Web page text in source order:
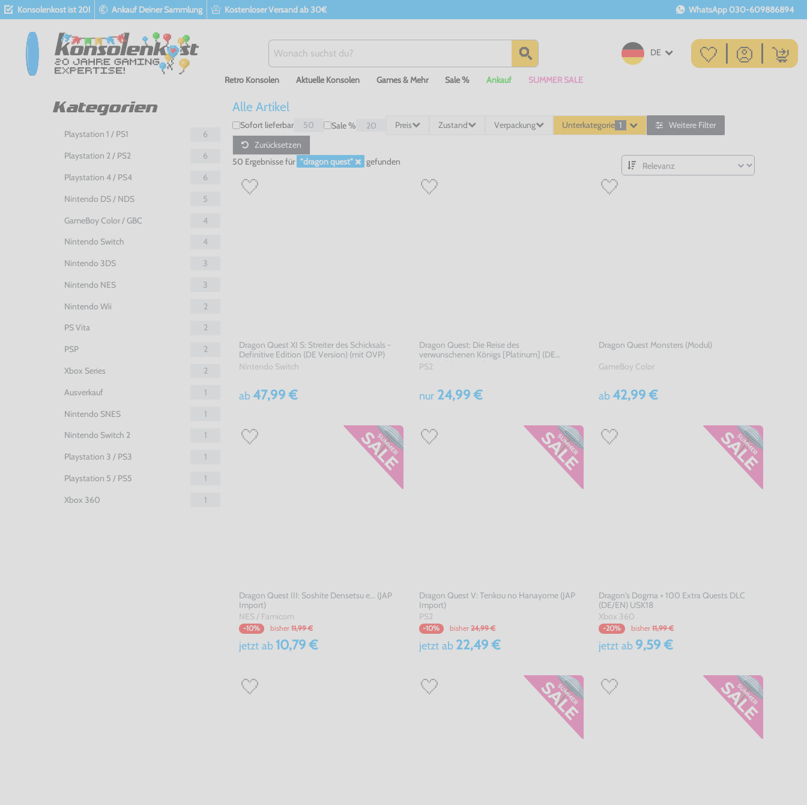
Konsolenkost ist 20! Ankauf Deiner Sammlung Kostenloser Versand ab 30€ WhatsApp 030-609886894
DE
Retro Konsolen Aktuelle Konsolen Games & Mehr Sale % Ankauf SUMMER SALE
Kategorien
Playstation 1 / PS1
6
Playstation 2 / PS2
6
Playstation 4 / PS4
6
Nintendo DS / NDS
5
GameBoy Color / GBC
4
Nintendo Switch
4
Nintendo 3DS
3
Nintendo NES
3
Nintendo Wii
2
PS Vita
2
PSP
2
Xbox Series
2
Ausverkauf
1
Nintendo SNES
1
Nintendo Switch 2
1
Playstation 3 / PS3
1
Playstation 5 / PS5
1
Xbox 360
1
Alle Artikel
Sofort lieferbar 50 Sale % 20 Preis Zustand Verpackung Unterkategorie 1
Weitere Filter
Zurücksetzen
50 Ergebnissefür "dragon quest" gefunden
Dragon Quest XI S: Streiter des Schicksals -
Definitive Edition (DE Version) (mit OVP)
Nintendo Switch
ab47,99 €
Dragon Quest: Die Reise des
verwunschenen Königs [Platinum] (DE
Version) (mit OVP)
PS2
nur24,99 €
Dragon Quest Monsters (Modul)
GameBoy Color
ab42,99 €
Dragon Quest III: Soshite Densetsu e... (JAP
Import)
NES / Famicom
-10% bisher 11,99 €
jetzt ab 10,79 €
Dragon Quest V: Tenkou no Hanayome (JAP
Import)
PS2
-10% bisher 24,99 €
jetzt ab 22,49 €
Dragon's Dogma + 100 Extra Quests DLC
(DE/EN) USK18
Xbox 360
-20% bisher 11,99 €
jetzt ab 9,59 €